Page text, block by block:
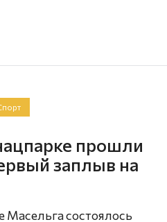
прошли
заплыв на
Масельга состоялось